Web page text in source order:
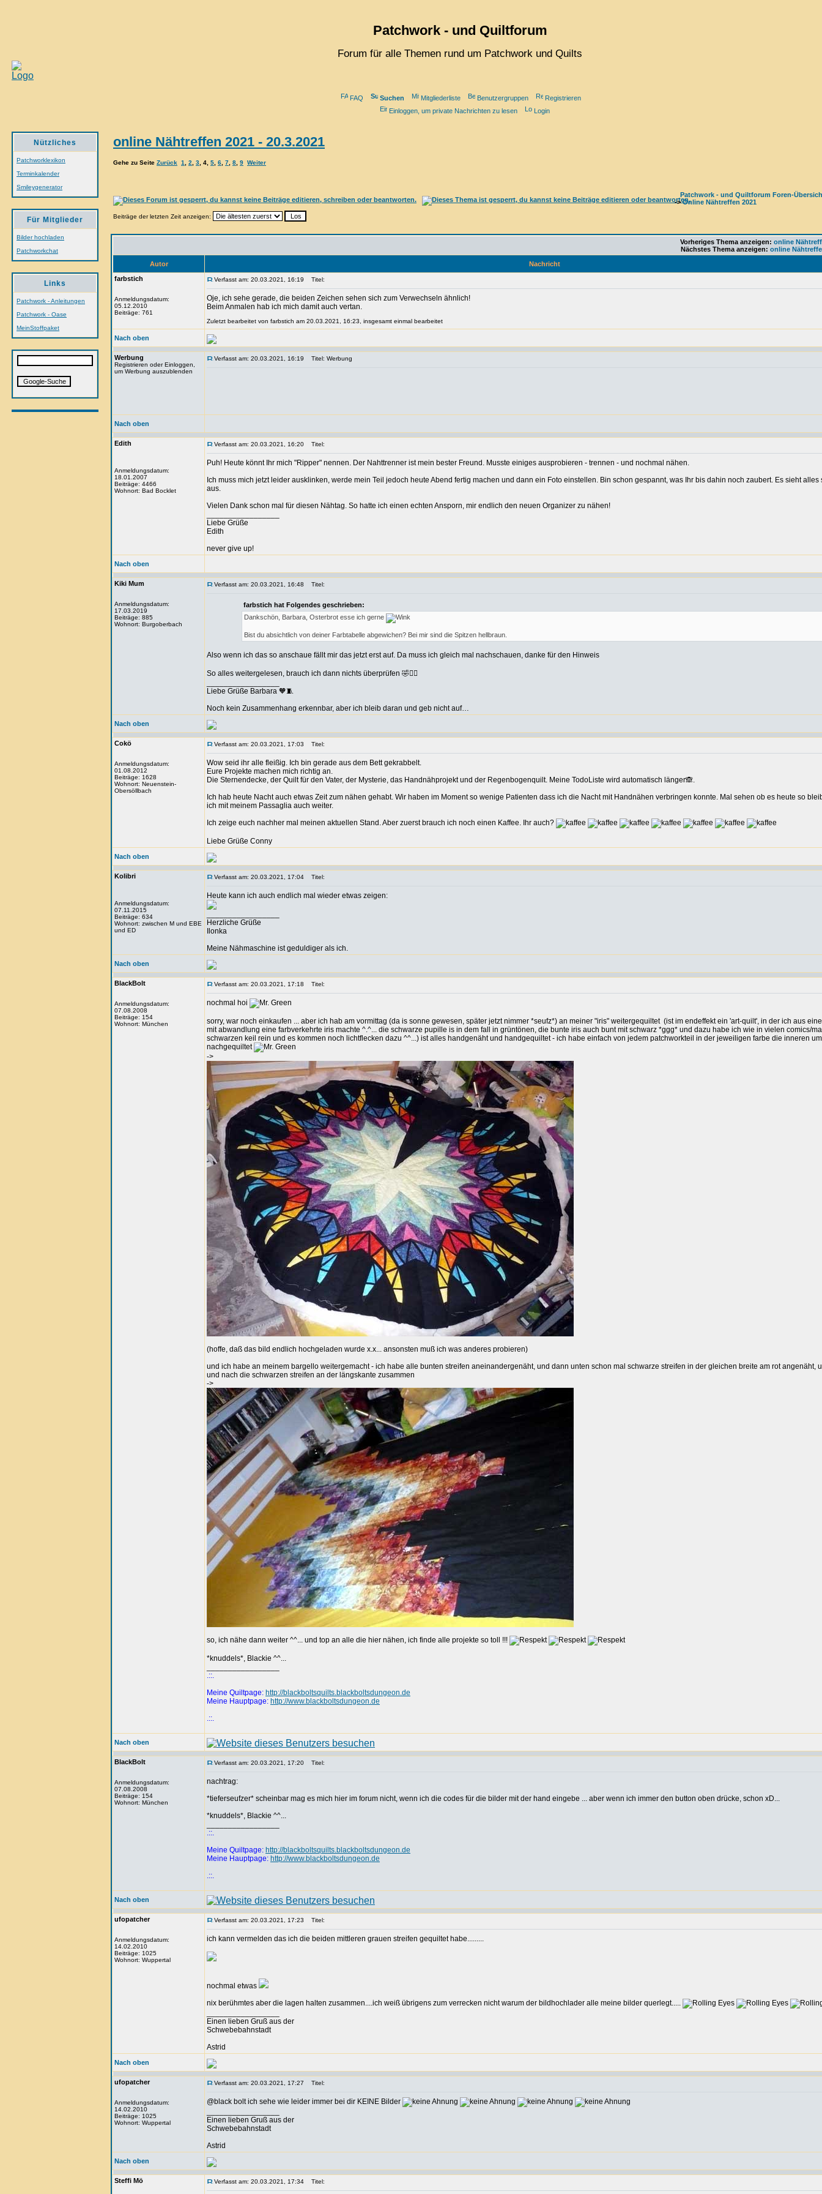
Patchwork - und Quiltforum
Forum für alle Themen rund um Patchwork und Quilts
FAQ Suchen Mitgliederliste Benutzergruppen
Registrieren
Einloggen, um private Nachrichten zu lesen
Login
Nützliches
Patchworklexikon
Terminkalender
Smileygenerator
Für Mitglieder
Bilder hochladen
Patchworkchat
Links
Patchwork - Anleitungen
Patchwork - Oase
MeinStoffpaket
online Nähtreffen 2021 - 20.3.2021
Gehe zu Seite Zurück 1 2 3 4 5 6 7 8 9 Weiter
Patchwork - und Quiltforum Foren-
->Online Nähtreffen 2021
Beiträge der letzten Zeit anzeigen:
Vorheriges Thema anzeigen: online
Nächstes Thema anzeigen: online
Autor
Nachricht
farbstich
Anmeldungsdatum:
05.12.2010
Beiträge: 761
Verfasst am: 20.03.2021, 16:19 Titel:
Oje, ich sehe gerade, die beiden Zeichen sehen sich zum Verwechseln ähnlich!
Beim Anmalen hab ich mich damit auch vertan.
Zuletzt bearbeitet von farbstich am 20.03.2021, 16:23, insgesamt einmal bearbeitet
Nach oben
Werbung
Registrieren oder Einloggen,
um Werbung auszublenden
Verfasst am: 20.03.2021, 16:19 Titel: Werbung
Nach oben
Edith
Anmeldungsdatum:
18.01.2007
Beiträge: 4466
Wohnort: Bad Bocklet
Verfasst am: 20.03.2021, 16:20 Titel:
Puh! Heute könnt Ihr mich "Ripper" nennen. Der Nahttrenner ist mein bester Freund. Musste einiges ausprobieren - trennen - und nochmal nähen.
Ich muss mich jetzt leider ausklinken, werde mein Teil jedoch heute Abend fertig machen und dann ein Foto einstellen. Bin schon gespannt, was Ihr bis dahin noch zaubert. Es sieht
aus.
Vielen Dank schon mal für diesen Nähtag. So hatte ich einen echten Ansporn, mir endlich den neuen Organizer zu nähen!
Liebe Grüße
Edith
never give up!
Nach oben
Kiki Mum
Anmeldungsdatum:
17.03.2019
Beiträge: 885
Wohnort: Burgoberbach
Verfasst am: 20.03.2021, 16:48 Titel:
farbstich hat Folgendes geschrieben:
Dankschön, Barbara, Osterbrot esse ich gerne
Bist du absichtlich von deiner Farbtabelle abgewichen? Bei mir sind die Spitzen hellbraun.
Also wenn ich das so anschaue fällt mir das jetzt erst auf. Da muss ich gleich mal nachschauen, danke für den Hinweis
So alles weitergelesen, brauch ich dann nichts überprüfen 🤣🙋‍♀️
Liebe Grüße Barbara 🧡🧵
Noch kein Zusammenhang erkennbar, aber ich bleib daran und geb nicht auf…
Nach oben
Cokö
Anmeldungsdatum:
01.08.2012
Beiträge: 1628
Wohnort: Neuenstein-
Obersöllbach
Verfasst am: 20.03.2021, 17:03 Titel:
Wow seid ihr alle fleißig. Ich bin gerade aus dem Bett gekrabbelt.
Eure Projekte machen mich richtig an.
Die Sternendecke, der Quilt für den Vater, der Mysterie, das Handnähprojekt und der Regenbogenquilt. Meine TodoListe wird automatisch länger🙈.
Ich hab heute Nacht auch etwas Zeit zum nähen gehabt. Wir haben im Moment so wenige Patienten dass ich die Nacht mit Handnähen verbringen konnte. Mal sehen ob es heute so
ich mit meinem Passaglia auch weiter.
Ich zeige euch nachher mal meinen aktuellen Stand. Aber zuerst brauch ich noch einen Kaffee. Ihr auch?
Liebe Grüße Conny
Nach oben
Kolibri
Anmeldungsdatum:
07.11.2015
Beiträge: 634
Wohnort: zwischen M und EBE
und ED
Verfasst am: 20.03.2021, 17:04 Titel:
Heute kann ich auch endlich mal wieder etwas zeigen:
Herzliche Grüße
Ilonka
Meine Nähmaschine ist geduldiger als ich.
Nach oben
BlackBolt
Anmeldungsdatum:
07.08.2008
Beiträge: 154
Wohnort: München
Verfasst am: 20.03.2021, 17:18 Titel:
nochmal hoi
sorry, war noch einkaufen ... aber ich hab am vormittag (da is sonne gewesen, später jetzt nimmer *seufz*) an meiner "iris" weitergequiltet (ist im endeffekt ein 'art-quilt', in der ich aus
mit abwandlung eine farbverkehrte iris machte ^.^... die schwarze pupille is in dem fall in grüntönen, die bunte iris auch bunt mit schwarz *ggg* und dazu habe ich wie in vielen comics/
schwarzen keil rein und es kommen noch lichtflecken dazu ^^...) ist alles handgenäht und handgequiltet - ich habe einfach von jedem patchworkteil in der jeweiligen farbe die inneren
nachgequiltet
->
(hoffe, daß das bild endlich hochgeladen wurde x.x... ansonsten muß ich was anderes probieren)
und ich habe an meinem bargello weitergemacht - ich habe alle bunten streifen aneinandergenäht, und dann unten schon mal schwarze streifen in der gleichen breite am rot angenäht,
und nach die schwarzen streifen an der längskante zusammen
->
so, ich nähe dann weiter ^^... und top an alle die hier nähen, ich finde alle projekte so toll !!!
*knuddels*, Blackie ^^...
.::.
Meine Quiltpage: http://blackboltsquilts.blackboltsdungeon.de
Meine Hauptpage: http://www.blackboltsdungeon.de
.::.
Nach oben
BlackBolt
Anmeldungsdatum:
07.08.2008
Beiträge: 154
Wohnort: München
Verfasst am: 20.03.2021, 17:20 Titel:
nachtrag:
*tieferseufzer* scheinbar mag es mich hier im forum nicht, wenn ich die codes für die bilder mit der hand eingebe ... aber wenn ich immer den button oben drücke, schon xD...
*knuddels*, Blackie ^^...
.::.
Meine Quiltpage: http://blackboltsquilts.blackboltsdungeon.de
Meine Hauptpage: http://www.blackboltsdungeon.de
.::.
Nach oben
ufopatcher
Anmeldungsdatum:
14.02.2010
Beiträge: 1025
Wohnort: Wuppertal
Verfasst am: 20.03.2021, 17:23 Titel:
ich kann vermelden das ich die beiden mittleren grauen streifen gequiltet habe.........
nochmal etwas
nix berühmtes aber die lagen halten zusammen....ich weiß übrigens zum verrecken nicht warum der bildhochlader alle meine bilder querlegt.....
Einen lieben Gruß aus der
Schwebebahnstadt
Astrid
Nach oben
ufopatcher
Anmeldungsdatum:
14.02.2010
Beiträge: 1025
Wohnort: Wuppertal
Verfasst am: 20.03.2021, 17:27 Titel:
@black bolt ich sehe wie leider immer bei dir KEINE Bilder
Einen lieben Gruß aus der
Schwebebahnstadt
Astrid
Nach oben
Steffi Mö Verfasst am: 20.03.2021, 17:34 Titel: